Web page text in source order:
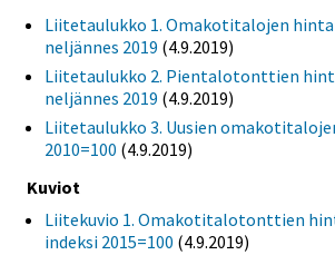
Liitetaulukko 1. Omakotitalojen
neljännes 2019 (4.9.2019)
Liitetaulukko 2. Pientalotonttien
neljännes 2019 (4.9.2019)
Liitetaulukko 3. Uusien
2010=100 (4.9.2019)
Kuviot
Liitekuvio 1. Omakotitalotonttien
indeksi 2015=100 (4.9.2019)